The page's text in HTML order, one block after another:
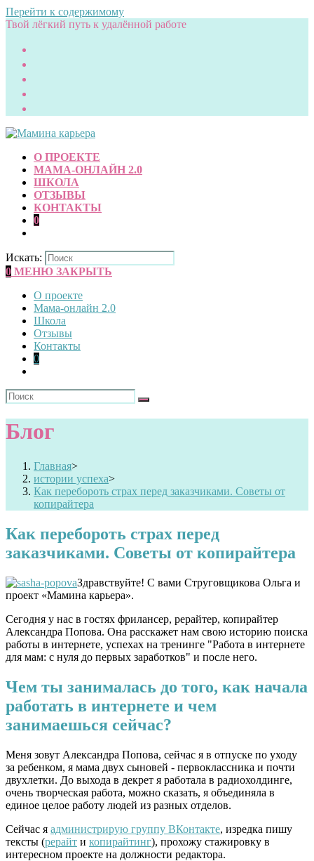
Перейти к содержимому
Твой лёгкий путь к удалённой работе
О ПРОЕКТЕ
МАМА-ОНЛАЙН 2.0
ШКОЛА
ОТЗЫВЫ
КОНТАКТЫ
0
Искать:
0 МЕНЮ ЗАКРЫТЬ
О проекте
Мама-онлайн 2.0
Школа
Отзывы
Контакты
0
Блог
Главная>
истории успеха>
Как перебороть страх перед заказчиками. Советы от
копирайтера
Как перебороть страх перед
заказчиками. Советы от копирайтера
Здравствуйте! С вами Струговщикова Ольга и
проект «Мамина карьера».
Сегодня у нас в гостях фрилансер, рерайтер, копирайтер
Александра Попова. Она расскажет нам свою историю поиска
работы в интернете, успехах на тренинге "Работа в интернете
для мам: с нуля до первых заработков" и после него.
Чем ты занималась до того, как начала
работать в интернете и чем
занимаешься сейчас?
Меня зовут Александра Попова, сейчас я в отпуске по уходу
за ребенком, я мама двух сыновей - первоклассника и почти
двухлетки. До выхода в декрет я работала в радиохолдинге,
очень творческая работа, можно сказать, я объединяла в
единое целое работу людей из разных отделов.
Сейчас я администрирую группу ВКонтакте, изредка пишу
тексты (рерайт и копирайтинг), прохожу стажировку в
интересном проекте на должности редактора.